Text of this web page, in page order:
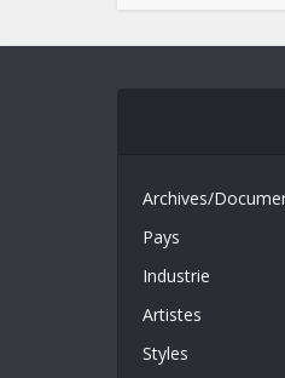
Archives/
Pays
Industrie
Artistes
Styles